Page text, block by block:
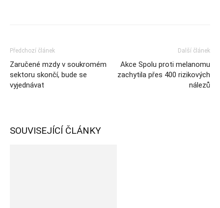
Předchozí článek
Zaručené mzdy v soukromém
sektoru skončí, bude se
vyjednávat
Další článek
Akce Spolu proti melanomu
zachytila přes 400 rizikových
nálezů
SOUVISEJÍCÍ ČLÁNKY